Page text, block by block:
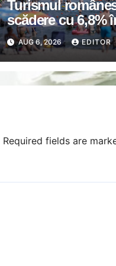
Turismul
scădere cu 6,8%
primul semestru
2026
AUG 6, 2026 EDITOR
Required fields are